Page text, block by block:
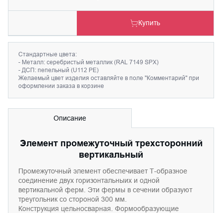
Купить
Стандартные цвета:
- Металл: серебристый металлик (RAL 7149 SPX)
- ДСП: пепельный (U112 PE)
Желаемый цвет изделия оставляйте в поле "Комментарий" при
оформлении заказа в корзине
Описание
Элемент промежуточный трехсторонний
вертикальный
Промежуточный элемент обеспечивает Т-образное
соединение двух горизонтальныих и одной
вертикальной ферм. Эти фермы в сечении образуют
треугольник со стороной 300 мм.
Конструкция цельносварная . Формообразующие